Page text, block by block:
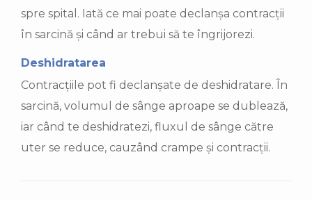
spre spital. Iată ce mai poate declanșa contracții
în sarcină și când ar trebui să te îngrijorezi.
Deshidratarea
Contracțiile pot fi declanșate de deshidratare. În
sarcină, volumul de sânge aproape se dublează,
iar când te deshidratezi, fluxul de sânge către
uter se reduce, cauzând crampe și contracții.